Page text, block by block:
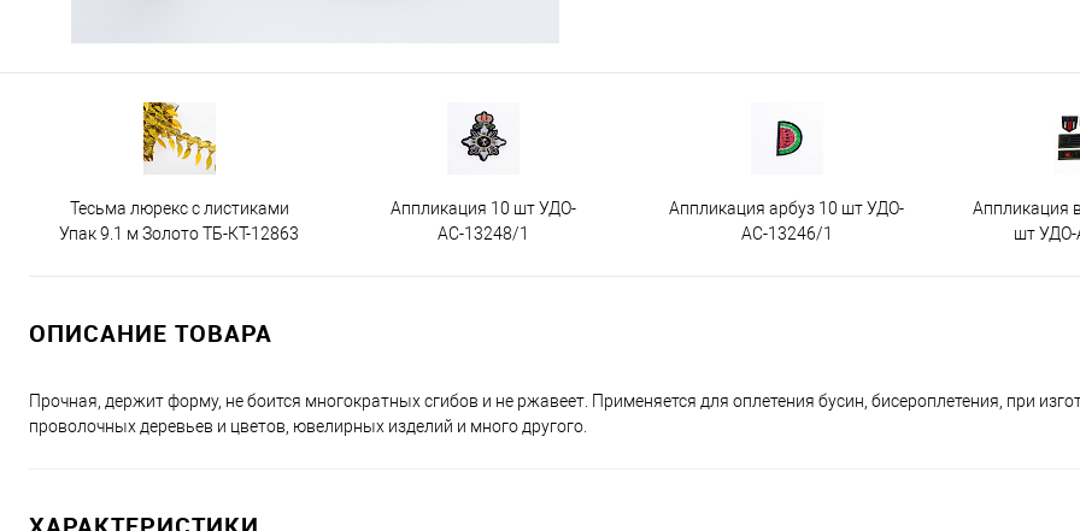
Тесьма люрекс с листиками
Упак 9.1 м Золото ТБ-КТ-12863
Аппликация 10 шт УДО-
АС-13248/1
Аппликация арбуз 10 шт УДО-
АС-13246/1
Аппликация
шт
ОПИСАНИЕ ТОВАРА
Прочная, держит форму, не боится многократных сгибов и не ржавеет. Применяется для оплетения бусин, бисероплетения, при
проволочных деревьев и цветов, ювелирных изделий и много другого.